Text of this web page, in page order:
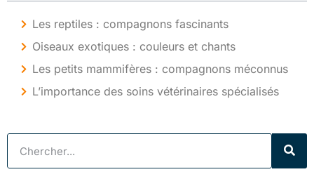
Les reptiles : compagnons fascinants
Oiseaux exotiques : couleurs et chants
Les petits mammifères : compagnons méconnus
L’importance des soins vétérinaires spécialisés